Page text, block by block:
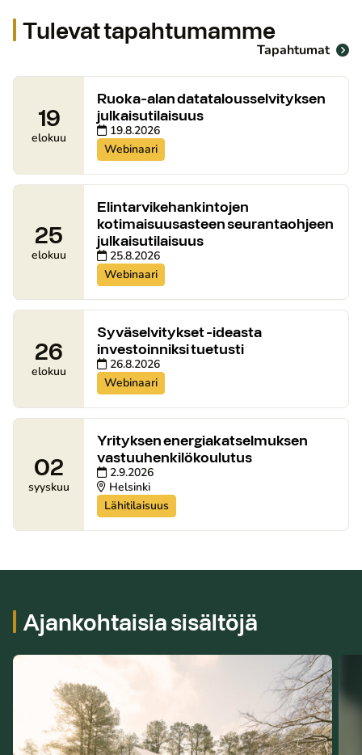
Tulevat tapahtumamme
Tapahtumat
19
elokuu
Ruoka-alan datatalousselvityksen
julkaisutilaisuus
19.8.2026
Webinaari
25
elokuu
Elintarvikehankintojen
kotimaisuusasteen seurantaohjeen
julkaisutilaisuus
25.8.2026
Webinaari
26
elokuu
Syväselvitykset -ideasta
investoinniksi tuetusti
26.8.2026
Webinaari
02
syyskuu
Yrityksen energiakatselmuksen
vastuuhenkilökoulutus
2.9.2026
Helsinki
Lähitilaisuus
Ajankohtaisia sisältöjä